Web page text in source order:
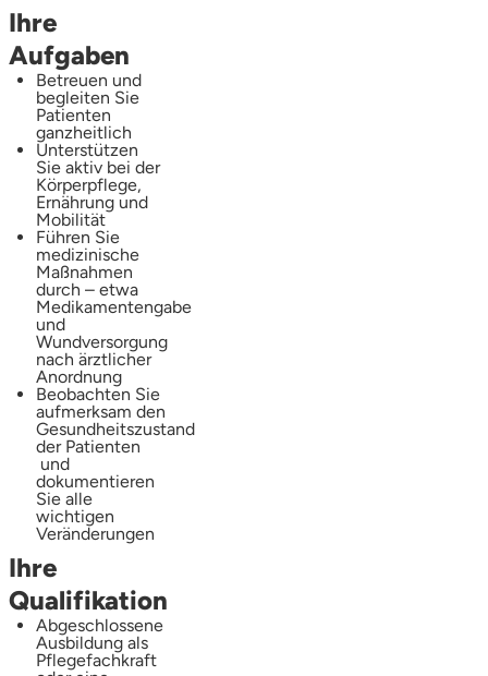
Ihre
Aufgaben
Betreuen und
begleiten Sie
Patienten
ganzheitlich
Unterstützen
Sie aktiv bei der
Körperpflege,
Ernährung und
Mobilität
Führen Sie
medizinische
Maßnahmen
durch – etwa
Medikamentengabe
und
Wundversorgung
nach ärztlicher
Anordnung
Beobachten Sie
aufmerksam den
Gesundheitszustand
der Patienten
und
dokumentieren
Sie alle
wichtigen
Veränderungen
Ihre
Qualifikation
Abgeschlossene
Ausbildung als
Pflegefachkraft